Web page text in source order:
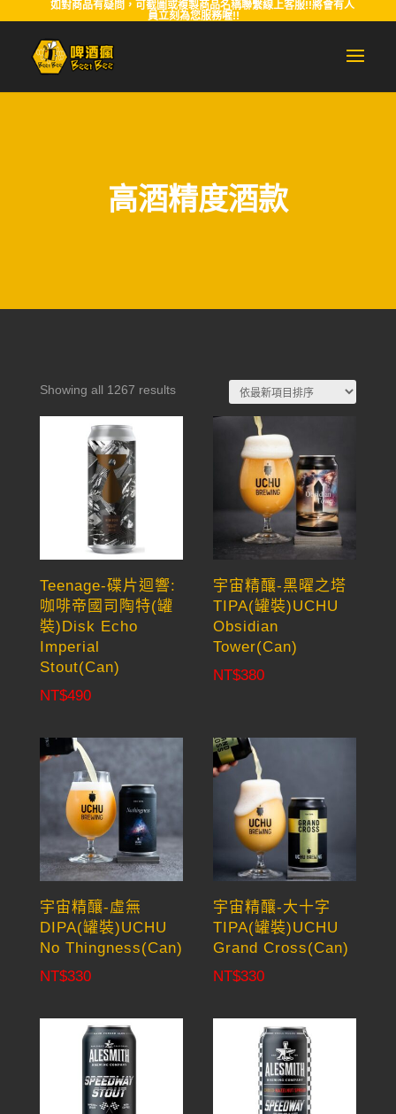
如對商品有疑問，可截圖或複製商品名稱聯繫線上客服!!將會有人
員立刻為您服務喔!!
高酒精度酒款
Showing all 1267 resultsSorted
Teenage-碟片迴響:
咖啡帝國司陶特(罐
裝)Disk Echo
Imperial
Stout(Can)
NT$490
宇宙精釀-黑曜之塔
TIPA(罐裝)UCHU
Obsidian
Tower(Can)
NT$380
宇宙精釀-虛無
DIPA(罐裝)UCHU
No Thingness(Can)
NT$330
宇宙精釀-大十字
TIPA(罐裝)UCHU
Grand Cross(Can)
NT$330